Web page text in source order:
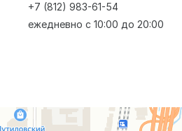
+7 (812) 983-61-54
ежедневно с 10:00 до 20:00